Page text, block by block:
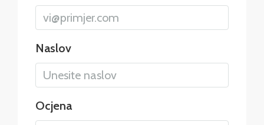
Naslov
Ocjena